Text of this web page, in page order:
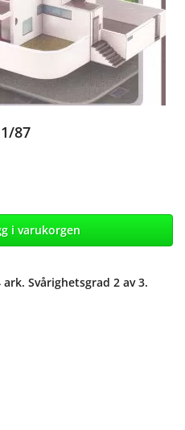
87
i varukorgen
Svårighetsgrad 2 av 3.